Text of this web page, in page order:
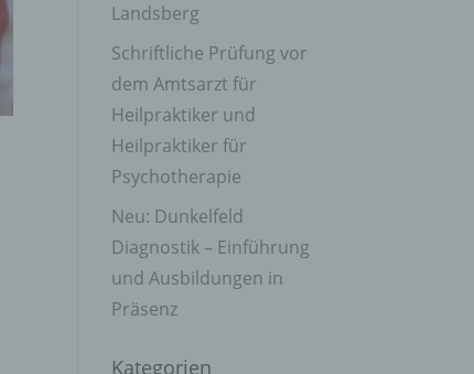
Landsberg
Schriftliche Prüfung vor
dem Amtsarzt für
Heilpraktiker und
Heilpraktiker für
Psychotherapie
Neu: Dunkelfeld
Diagnostik – Einführung
und Ausbildungen in
Präsenz
Kategorien